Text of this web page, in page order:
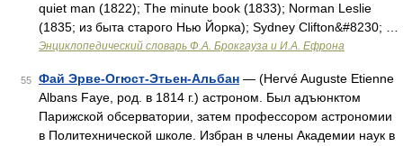
quiet man (1822); The minute book (1833); Norman Leslie
(1835; из быта старого Нью Йорка); Sydney Clifton&#8230; …
Энциклопедический словарь Ф.А. Брокгауза и И.А. Ефрона
55 Фай Эрве-Огюст-Этьен-Альбан — (Hervé Auguste Etienne
Albans Faye, род. в 1814 г.) астроном. Был адъюнктом
Парижской обсерватории, затем профессором астрономии
в Политехнической школе. Избран в члены Академии наук в